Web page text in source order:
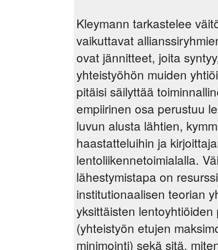
Kleymann tarkastelee
vaikuttavat
ovat jännitteet, joita
yhteistyöhön muiden
pitäisi säilyttää
empiirinen osa perustuu
luvun alusta lähtien,
haastatteluihin ja
lentoliikennetoimialalla.
lähestymistapa on
institutionaalisen teorian
yksittäisten
(yhteistyön etujen
minimointi) sekä sitä,